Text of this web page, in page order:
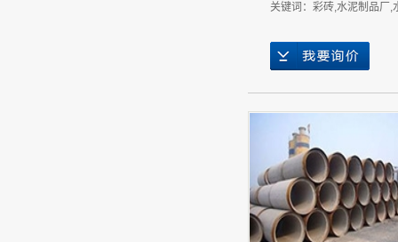
关键词： 彩砖,水泥制品厂 ,